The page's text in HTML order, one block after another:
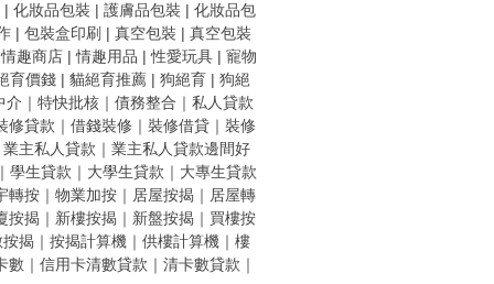
| 化妝品包裝 | 護膚品包裝 | 化妝品包
| 包裝盒印刷 | 真空包裝 | 真空包裝
情趣商店 |情趣用品 |性愛玩具 | 寵物
育價錢 | 貓絕育推薦 | 狗絕育 | 狗絕
介 ｜ 特快批核 ｜ 債務整合 ｜ 私人貸款
修貸款 ｜ 借錢裝修 ｜ 裝修借貸 ｜ 裝修
業主私人貸款 ｜ 業主私人貸款邊間好
｜ 學生貸款 ｜ 大學生貸款 ｜ 大專生貸款
轉按 ｜ 物業加按 ｜ 居屋按揭 ｜ 居屋轉
按揭 ｜ 新樓按揭 ｜ 新盤按揭 ｜ 買樓按
揭 ｜ 按揭計算機 ｜ 供樓計算機 ｜ 樓
數 ｜ 信用卡清數貸款 ｜ 清卡數貸款 ｜